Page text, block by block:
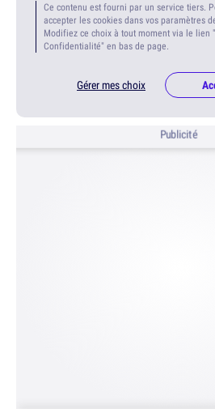
Ce contenu est fourni par un service tiers.
accepter les cookies dans vos paramètres
Modifiez ce choix à tout moment via le lien
Confidentialité" en bas de page.
Gérer mes choix
Publicité